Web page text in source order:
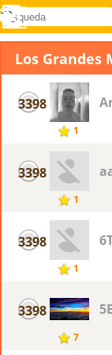
Novel
búsqueda
Acceder
Menú
Los Grandes
3398
1
3398
1
3398
1
3398
7